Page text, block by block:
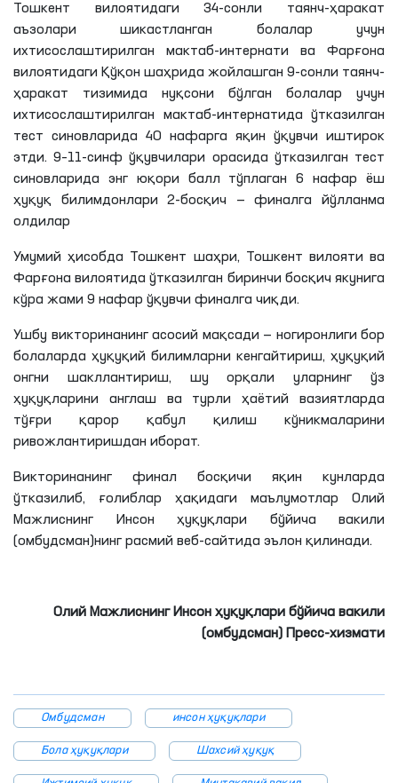
Тошкент вилоятидаги 34-сонли таянч-ҳаракат
аъзолари шикастланган болалар учун
ихтисослаштирилган мактаб-интернати ва Фарғона
вилоятидаги Қўқон шаҳрида жойлашган 9-сонли таянч-
ҳаракат тизимида нуқсони бўлган болалар учун
ихтисослаштирилган мактаб-интернатида ўтказилган
тест синовларида 40 нафарга яқин ўқувчи иштирок
этди. 9–11-синф ўқувчилари орасида ўтказилган тест
синовларида энг юқори балл тўплаган 6 нафар ёш
ҳуқуқ билимдонлари 2-босқич — финалга йўлланма
олдилар
Умумий ҳисобда Тошкент шаҳри, Тошкент вилояти ва
Фарғона вилоятида ўтказилган биринчи босқич якунига
кўра жами 9 нафар ўқувчи финалга чиқди.
Ушбу викторинанинг асосий мақсади — ногиронлиги бор
болаларда ҳуқуқий билимларни кенгайтириш, ҳуқуқий
онгни шакллантириш, шу орқали уларнинг ўз
ҳуқуқларини англаш ва турли ҳаётий вазиятларда
тўғри қарор қабул қилиш кўникмаларини
ривожлантиришдан иборат.
Викторинанинг финал босқичи яқин кунларда
ўтказилиб, ғолиблар ҳақидаги маълумотлар Олий
Мажлиснинг Инсон ҳуқуқлари бўйича вакили
(омбудсман)нинг расмий веб-сайтида эълон қилинади.
Олий Мажлиснинг Инсон ҳуқуқлари бўйича вакили
(омбудсман) Пресс-хизмати
Омбудсман инсон ҳуқуқлари
Бола ҳуқуқлари Шахсий ҳуқуқ